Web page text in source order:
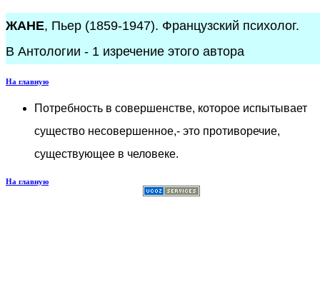
ЖАНЕ, Пьер (1859-1947). Французский психолог.
В Антологии - 1 изречение этого автора
На главную
Потребность в совершенстве, которое испытывает
существо несовершенное,- это противоречие,
существующее в человеке.
На главную